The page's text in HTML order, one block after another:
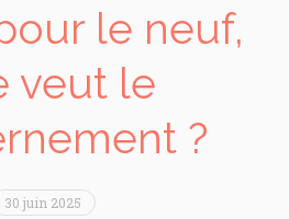
le neuf,
veut le
?
30 juin 2025